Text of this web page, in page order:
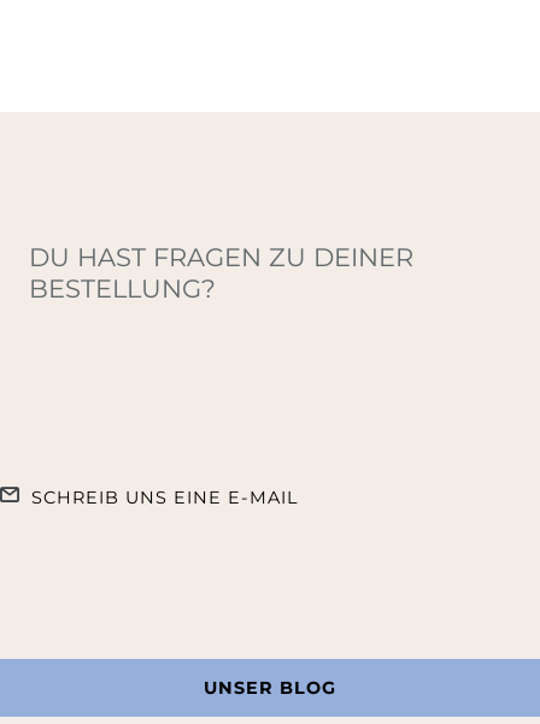
DU HAST FRAGEN ZU DEINER
BESTELLUNG?
SCHREIB UNS EINE E-MAIL
UNSER BLOG